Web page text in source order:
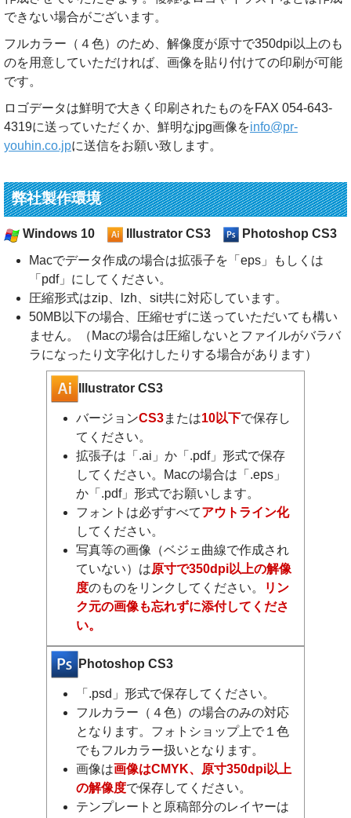
できない場合がございます。
フルカラー（４色）のため、解像度が原寸で350dpi以上のも
のを用意していただければ、画像を貼り付けての印刷が可能
です。
ロゴデータは鮮明で大きく印刷されたものをFAX 054-643-
4319に送っていただくか、鮮明なjpg画像をinfo@pr-
youhin.co.jpに送信をお願い致します。
弊社製作環境
Windows 10 Illustrator CS3
Photoshop CS3
Macでデータ作成の場合は拡張子を「eps」もしくは
「pdf」にしてください。
圧縮形式はzip、lzh、sit共に対応しています。
50MB以下の場合、圧縮せずに送っていただいても構い
ません。（Macの場合は圧縮しないとファイルがバラバ
ラになったり文字化けしたりする場合があります）
Illustrator CS3
バージョンCS3または10以下で保存し
てください。
拡張子は「.ai」か「.pdf」形式で保存
してください。Macの場合は「.eps」
か「.pdf」形式でお願いします。
フォントは必ずすべてアウトライン化
してください。
写真等の画像（ベジェ曲線で作成され
ていない）は原寸で350dpi以上の解像
度のものをリンクしてください。
リン
ク元の画像も忘れずに添付してくださ
い。
Photoshop CS3
「.psd」形式で保存してください。
フルカラー（４色）の場合のみの対応
となります。フォトショップ上で１色
でもフルカラー扱いとなります。
画像は画像はCMYK、原寸350dpi以上
の解像度で保存してください。
テンプレートと原稿部分のレイヤーは